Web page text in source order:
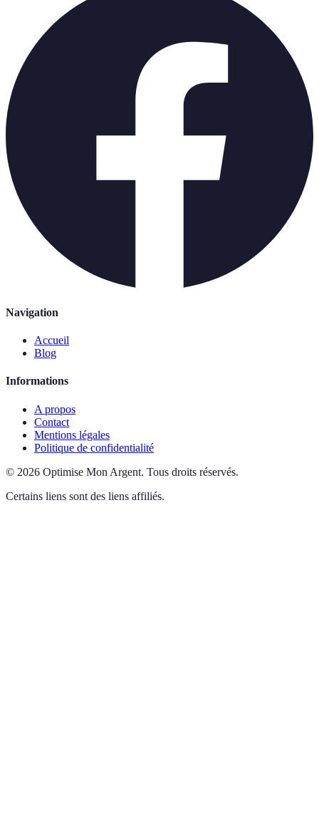
Navigation
Accueil
Blog
Informations
A propos
Contact
Mentions légales
Politique de confidentialité
© 2026 Optimise Mon Argent. Tous droits réservés.
Certains liens sont des liens affiliés.